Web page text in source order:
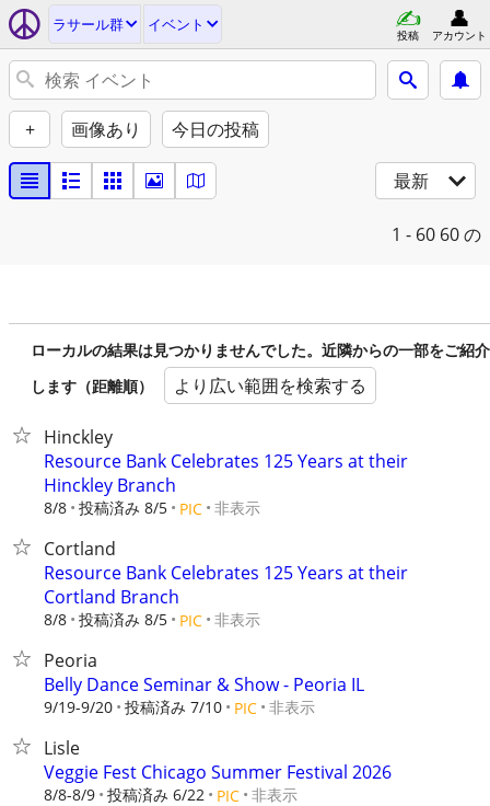
ラサール群 イベント
投稿 アカウント
+ 画像あり 今日の投稿
最新
1 - 60 60 の
ローカルの結果は見つかりませんでした。近隣からの一部をご紹介
します（距離順）
より広い範囲を検索する
Hinckley
Resource Bank Celebrates 125 Years at their
Hinckley Branch
8/8 投稿済み 8/5 PIC 非表示
Cortland
Resource Bank Celebrates 125 Years at their
Cortland Branch
8/8 投稿済み 8/5 PIC 非表示
Peoria
Belly Dance Seminar & Show - Peoria IL
9/19-9/20 投稿済み 7/10 PIC 非表示
Lisle
Veggie Fest Chicago Summer Festival 2026
8/8-8/9 投稿済み 6/22 PIC 非表示